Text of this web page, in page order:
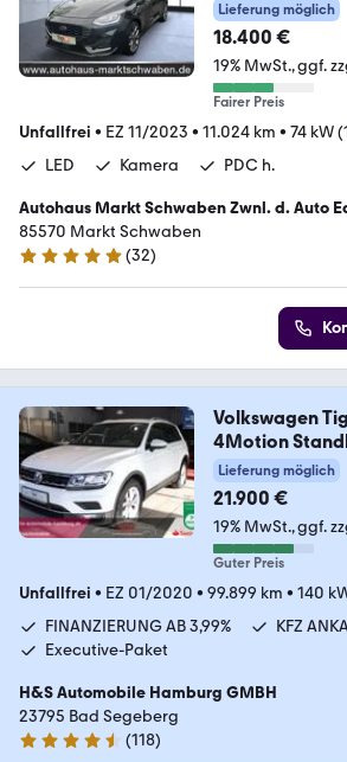
LED Klima
Lieferung möglich
18.400 €
19% MwSt. ggf.
Fairer Preis
Unfallfrei • EZ 11/2023 • 11.024 km • 74 kW
LED
Kamera PDC h.
Autohaus Markt Schwaben Zwnl. d. Auto
GmbH
85570 Markt Schwaben
5 Sterne
(32)
Volkswagen
4Motion
Lieferung möglich
21.900 €
19% MwSt. ggf.
Guter Preis
Unfallfrei • EZ 01/2020 • 99.899 km • 140
FINANZIERUNG AB 3,99%
KFZ
Executive-Paket
H&S Automobile Hamburg GMBH
23795 Bad Segeberg
4.6 Sterne
(118)